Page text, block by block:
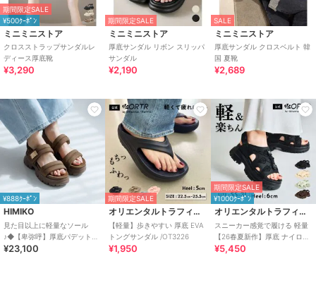
期間限定SALE
¥500ｸｰﾎﾟﾝ
ミニミニストア
クロスストラップサンダルレ
ディース厚底靴
¥3,290
期間限定SALE
ミニミニストア
厚底サンダル リボン スリッパ
サンダル
¥2,190
SALE
ミニミニストア
厚底サンダル クロスベルト 韓
国 夏靴
¥2,689
¥888ｸｰﾎﾟﾝ
HIMIKO
見た目以上に軽量なソール
♪◆【卑弥呼】厚底パデットサ
ンダル/661201
¥23,100
期間限定SALE
オリエンタルトラフィック
【軽量】歩きやすい 厚底 EVA
トングサンダル /OT3226
¥1,950
期間限定SALE
¥1000ｸｰﾎﾟﾝ
オリエンタルトラフィック
スニーカー感覚で履ける 軽量
【26春夏新作】厚底 ナイロン
スポーツサンダル /OT3232
¥5,450